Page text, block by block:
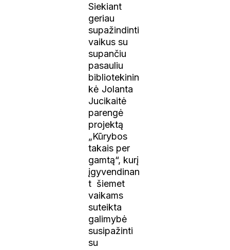
Siekiant
geriau
supažindinti
vaikus su
supančiu
pasauliu
bibliotekinin
kė Jolanta
Jucikaitė
parengė
projektą
„Kūrybos
takais per
gamtą“, kurį
įgyvendinan
t šiemet
vaikams
suteikta
galimybė
susipažinti
su